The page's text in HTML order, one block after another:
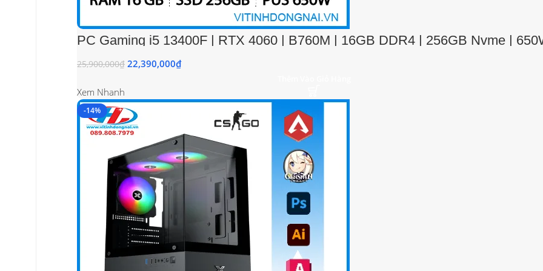
PC Gaming i5 13400F | RTX 4060 | B760M | 16GB DDR4 | 256GB Nvme |
25,900,000₫ 22,390,000₫
Xem Nhanh
-14%